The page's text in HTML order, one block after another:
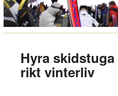
Hyra
rikt vinterliv